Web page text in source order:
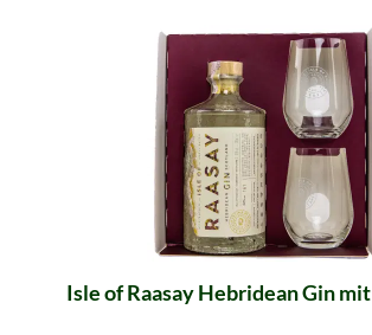
Isle of Raasay Hebridean Gin